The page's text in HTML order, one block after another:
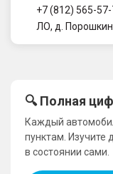
+7 (812) 565-
ЛО, д.
🔍 Полная
Каждый
пунктам. Изучите
в состоянии сами.